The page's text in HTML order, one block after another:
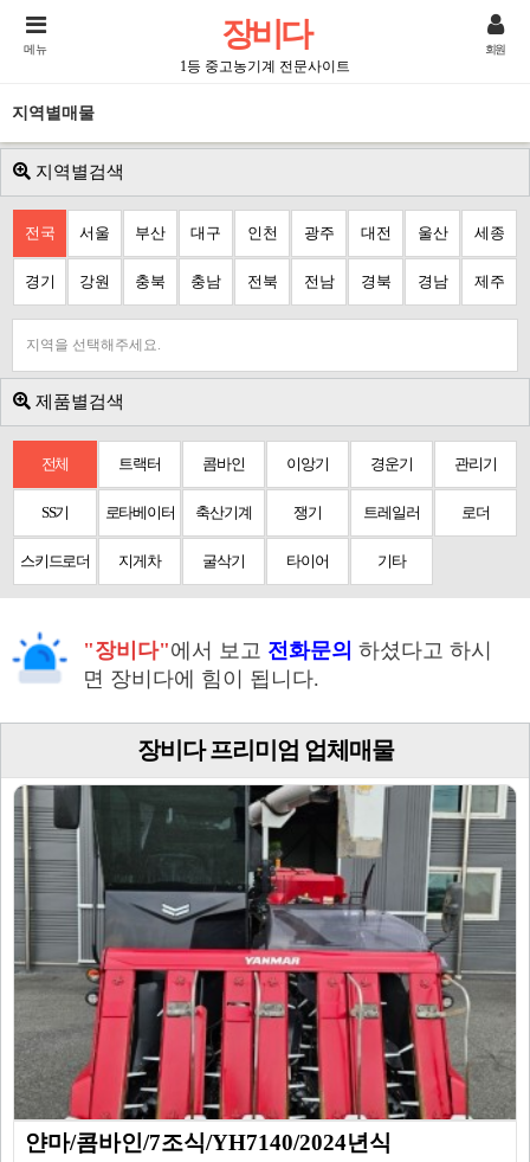
장비다
1등 중고농기계 전문사이트
메뉴 회원
지역별매물
지역별검색
전국 서울 부산 대구 인천 광주 대전 울산 세종
경기 강원 충북 충남 전북 전남 경북 경남 제주
지역을 선택해주세요.
제품별검색
전체 트랙터 콤바인 이앙기 경운기 관리기
SS기 로타베이터 축산기계 쟁기 트레일러 로더
스키드로더 지게차 굴삭기 타이어 기타
"장비다"에서 보고 전화문의 하셨다고 하시
면 장비다에 힘이 됩니다.
장비다 프리미엄 업체매물
얀마/콤바인/7조식/YH7140/2024년식